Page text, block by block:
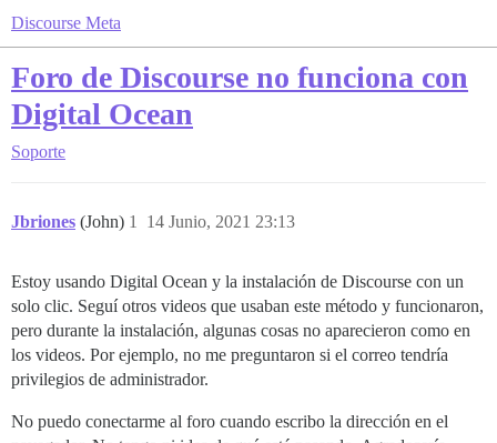
Discourse Meta
Foro de Discourse no funciona con
Digital Ocean
Soporte
Jbriones (John) 14 Junio, 2021 23:13
1
Estoy usando Digital Ocean y la instalación de Discourse con un
solo clic. Seguí otros videos que usaban este método y funcionaron,
pero durante la instalación, algunas cosas no aparecieron como en
los videos. Por ejemplo, no me preguntaron si el correo tendría
privilegios de administrador.
No puedo conectarme al foro cuando escribo la dirección en el